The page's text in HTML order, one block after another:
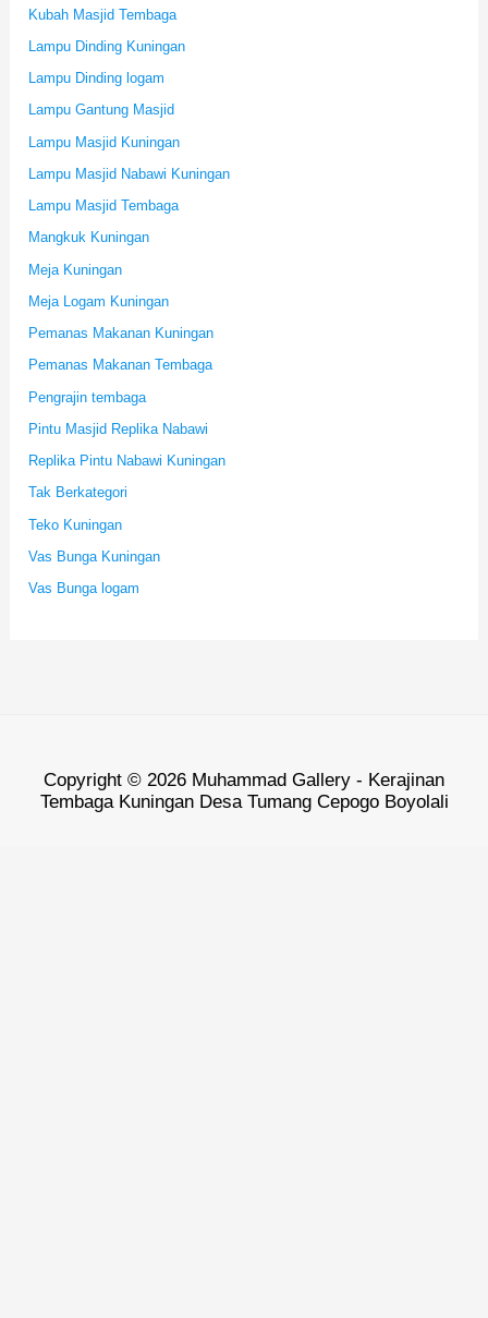
Kubah Masjid Tembaga
Lampu Dinding Kuningan
Lampu Dinding logam
Lampu Gantung Masjid
Lampu Masjid Kuningan
Lampu Masjid Nabawi Kuningan
Lampu Masjid Tembaga
Mangkuk Kuningan
Meja Kuningan
Meja Logam Kuningan
Pemanas Makanan Kuningan
Pemanas Makanan Tembaga
Pengrajin tembaga
Pintu Masjid Replika Nabawi
Replika Pintu Nabawi Kuningan
Tak Berkategori
Teko Kuningan
Vas Bunga Kuningan
Vas Bunga logam
Copyright © 2026 Muhammad Gallery - Kerajinan
Tembaga Kuningan Desa Tumang Cepogo Boyolali